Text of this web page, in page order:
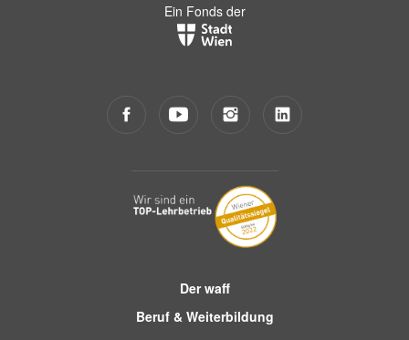
Ein Fonds der
Der waff
Beruf & Weiterbildung